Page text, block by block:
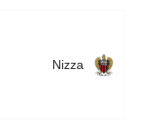
Nizza